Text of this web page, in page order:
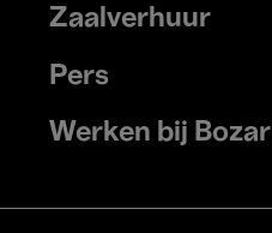
Zaalverhuur
Pers
Werken bij Bozar